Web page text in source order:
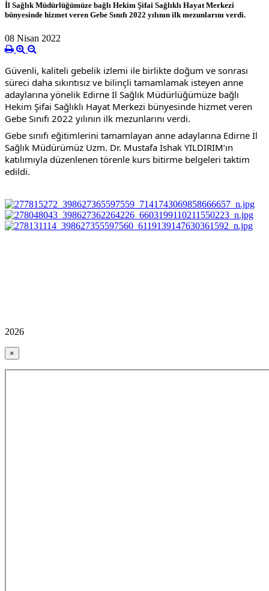
İl Sağlık Müdürlüğümüze bağlı Hekim Şifai Sağlıklı Hayat Merkezi
bünyesinde hizmet veren Gebe Sınıfı 2022 yılının ilk mezunlarını verdi.
08 Nisan 2022
Güvenli, kaliteli gebelik izlemi ile birlikte doğum ve sonrası
süreci daha sıkıntısız ve bilinçli tamamlamak isteyen anne
adaylarına yönelik Edirne İl Sağlık Müdürlüğümüze bağlı
Hekim Şifai Sağlıklı Hayat Merkezi bünyesinde hizmet veren
Gebe Sınıfı 2022 yılının ilk mezunlarını verdi.
Gebe sınıfı eğitimlerini tamamlayan anne adaylarına Edirne İl
Sağlık Müdürümüz Uzm. Dr. Mustafa İshak YILDIRIM’ın
katılımıyla düzenlenen törenle kurs bitirme belgeleri taktim
edildi.
2026
×